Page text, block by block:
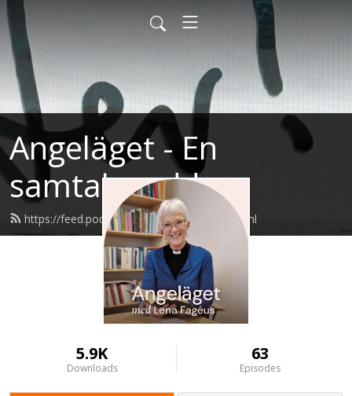
Angeläget - En
samtalspodd
https://feed.podbean.com/angelaget/feed.xml
5.9K
Downloads
63
Episodes